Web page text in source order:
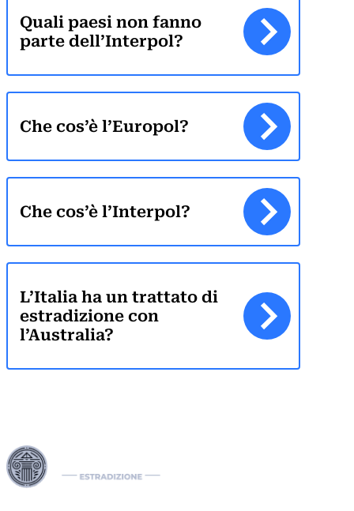
Quali paesi non fanno
parte dell’Interpol?
Che cos’è l’Europol?
Che cos’è l’Interpol?
L’Italia ha un trattato di
estradizione con
l’Australia?